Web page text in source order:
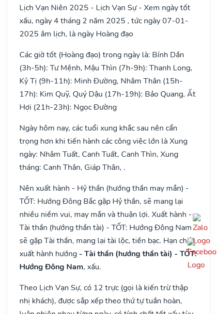
Lịch Vạn Niên 2025 - Lịch Vạn Sự - Xem ngày tốt
xấu, ngày 4 tháng 2 năm 2025 , tức ngày 07-01-
2025 âm lịch, là ngày Hoàng đạo
Các giờ tốt (Hoàng đạo) trong ngày là: Bính Dần
(3h-5h): Tư Mệnh, Mậu Thìn (7h-9h): Thanh Long,
Kỷ Tị (9h-11h): Minh Đường, Nhâm Thân (15h-
17h): Kim Quỹ, Quý Dậu (17h-19h): Bảo Quang, Ất
Hợi (21h-23h): Ngọc Đường
Ngày hôm nay, các tuổi xung khắc sau nên cẩn
trọng hơn khi tiến hành các công việc lớn là Xung
ngày: Nhâm Tuất, Canh Tuất, Canh Thìn, Xung
tháng: Canh Thân, Giáp Thân, .
Nên xuất hành - Hỷ thần (hướng thần may mắn) -
TỐT: Hướng Đông Bắc gặp Hỷ thần, sẽ mang lại
nhiều niềm vui, may mắn và thuận lợi. Xuất hành -
Tài thần (hướng thần tài) - TỐT: Hướng Đông Nam
sẽ gặp Tài thần, mang lại tài lộc, tiền bạc. Hạn chế
xuất hành hướng - Tài thần (hướng thần tài) - TỐT:
Hướng Đông Nam, xấu.
Theo Lịch Vạn Sự, có 12 trực (gọi là kiến trừ thập
nhị khách), được sắp xếp theo thứ tự tuần hoàn,